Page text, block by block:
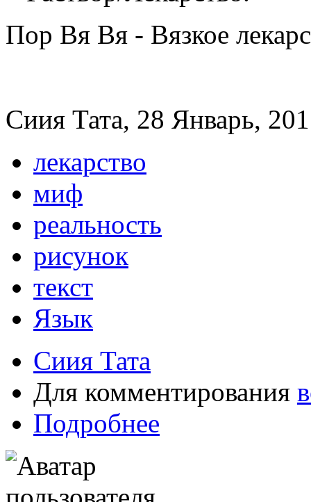
Пор Вя Вя - Вязкое
Сиия Тата, 28 Январь,
лекарство
миф
реальность
рисунок
текст
Язык
Сиия Тата
Для комментирования
Подробнее